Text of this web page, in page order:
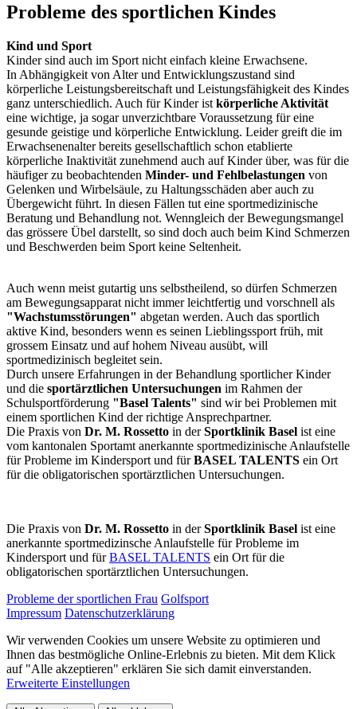
Probleme des sportlichen Kindes
Kind und Sport
Kinder sind auch im Sport nicht einfach kleine Erwachsene.
In Abhängigkeit von Alter und Entwicklungszustand sind
körperliche Leistungsbereitschaft und Leistungsfähigkeit des Kindes
ganz unterschiedlich. Auch für Kinder ist körperliche Aktivität
eine wichtige, ja sogar unverzichtbare Voraussetzung für eine
gesunde geistige und körperliche Entwicklung. Leider greift die im
Erwachsenenalter bereits gesellschaftlich schon etablierte
körperliche Inaktivität zunehmend auch auf Kinder über, was für die
häufiger zu beobachtenden Minder- und Fehlbelastungen von
Gelenken und Wirbelsäule, zu Haltungsschäden aber auch zu
Übergewicht führt. In diesen Fällen tut eine sportmedizinische
Beratung und Behandlung not. Wenngleich der Bewegungsmangel
das grössere Übel darstellt, so sind doch auch beim Kind Schmerzen
und Beschwerden beim Sport keine Seltenheit.
Auch wenn meist gutartig uns selbstheilend, so dürfen Schmerzen
am Bewegungsapparat nicht immer leichtfertig und vorschnell als
"Wachstumsstörungen" abgetan werden. Auch das sportlich
aktive Kind, besonders wenn es seinen Lieblingssport früh, mit
grossem Einsatz und auf hohem Niveau ausübt, will
sportmedizinisch begleitet sein.
Durch unsere Erfahrungen in der Behandlung sportlicher Kinder
und die sportärztlichen Untersuchungen im Rahmen der
Schulsportförderung "Basel Talents" sind wir bei Problemen mit
einem sportlichen Kind der richtige Ansprechpartner.
Die Praxis von Dr. M. Rossetto in derSportklinik Basel ist eine
vom kantonalen Sportamt anerkannte sportmedizinische Anlaufstelle
für Probleme im Kindersport und fürBASEL TALENTS ein Ort
für die obligatorischen sportärztlichen Untersuchungen.
Die Praxis von Dr. M. Rossetto in derSportklinik Basel ist eine
anerkannte sportmedizinsche Anlaufstelle für Probleme im
Kindersport und fürBASEL TALENTS ein Ort für die
obligatorischen sportärztlichen Untersuchungen.
Probleme der sportlichen Frau Golfsport
Impressum Datenschutzerklärung
Wir verwenden Cookies um unsere Website zu optimieren und
Ihnen das bestmögliche Online-Erlebnis zu bieten. Mit dem Klick
auf "Alle akzeptieren" erklären Sie sich damit einverstanden.
Erweiterte Einstellungen